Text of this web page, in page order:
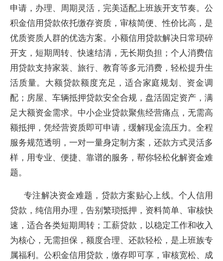
申请，办理、周期灵活，完美适配上班族开支节奏。公
积金信用贷款依托缴存资质，审核简便、性价比高，是
优质资质人群的优选方案。小额信用贷款解决日常琐碎
开支，短期周转、快速结清，无长期负担；个人消费信
用贷款支持家装、旅行、教育等多元消费，轻松提升生
活质量。大额贷款额度充足，适合家庭规划、资金调
配；房屋、车辆抵押贷款安全合规，盘活固定资产，满
足大额资金需求。中小企业贷款聚焦经营痛点，无需高
额抵押，凭经营资质即可申请，缓解现金流压力。全程
服务规范透明，一对一量身定制方案，还款方式灵活多
样，用专业、便捷、靠谱的服务，帮你轻松化解资金难
题。
专注解决资金难题，贷款方案贴心上线。个人信用
贷款，纯信用办理，告别繁琐抵押，资料简单、审核快
速，适合各类短期周转；工薪贷款，以稳定工作和收入
为核心，无需担保，额度合理、还款轻松，是上班族专
属福利。公积金信用贷款，缴存即可享，审核宽松、成